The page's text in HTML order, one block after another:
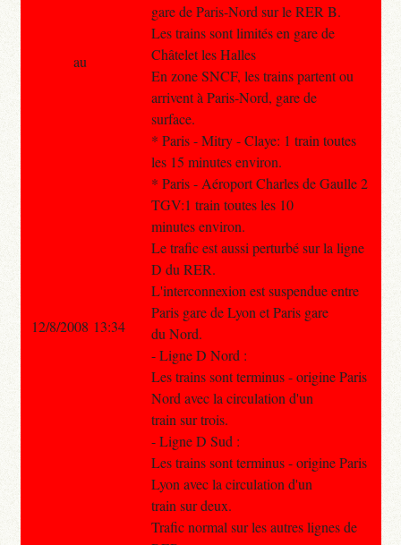
gare de Paris-Nord sur le RER B.
Les trains sont limités en gare de
Châtelet les Halles
En zone SNCF, les trains partent ou
arrivent à Paris-Nord, gare de
surface.
* Paris - Mitry - Claye: 1 train toutes
les 15 minutes environ.
* Paris - Aéroport Charles de Gaulle 2
TGV:1 train toutes les 10
minutes environ.
Le trafic est aussi perturbé sur la ligne
D du RER.
L'interconnexion est suspendue entre
Paris gare de Lyon et Paris gare
du Nord.
- Ligne D Nord :
Les trains sont terminus - origine Paris
Nord avec la circulation d'un
train sur trois.
- Ligne D Sud :
Les trains sont terminus - origine Paris
Lyon avec la circulation d'un
train sur deux.
Trafic normal sur les autres lignes de
au
12/8/2008 13:34